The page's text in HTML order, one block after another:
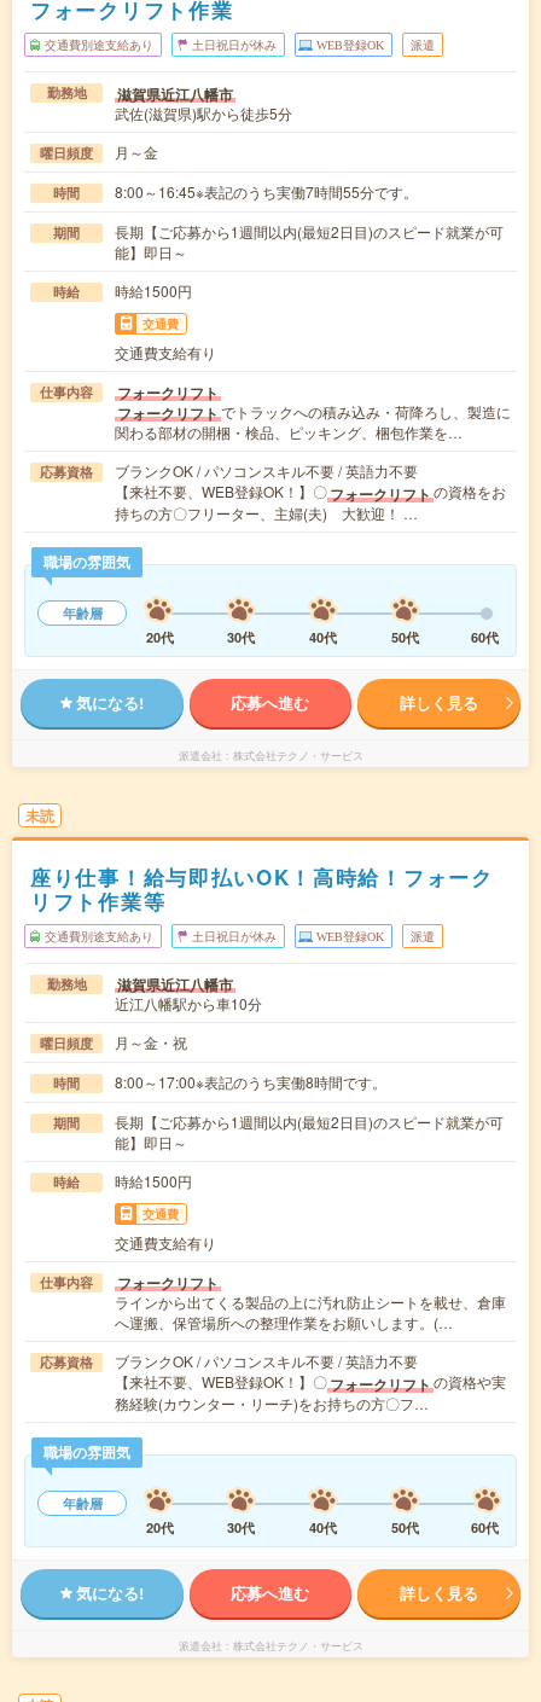
フォークリフト作業
交通費別途支給あり 土日祝日が休み WEB登録OK 派遣
勤務地 滋賀県近江八幡市
武佐(滋賀県)駅から徒歩5分
曜日頻度 月～金
時間 8:00～16:45※表記のうち実働7時間55分です。
期間
長期【ご応募から1週間以内(最短2日目)のスピード就業が可
能】即日～
時給 時給1500円
交通費
交通費支給有り
仕事内容
フォークリフト
フォークリフトでトラックへの積み込み・荷降ろし、製造に
関わる部材の開梱・検品、ピッキング、梱包作業を…
応募資格
ブランクOK / パソコンスキル不要 / 英語力不要
【来社不要、WEB登録OK！】〇フォークリフトの資格をお
持ちの方〇フリーター、主婦(夫) 大歓迎！ …
職場の雰囲気
年齢層
20代
30代 40代 50代 60代
気になる! 応募へ進む 詳しく見る
派遣会社 株式会社テクノ・サービス
未読
座り仕事！給与即払いOK！高時給！フォーク
リフト作業等
交通費別途支給あり 土日祝日が休み WEB登録OK 派遣
勤務地 滋賀県近江八幡市
近江八幡駅から車10分
曜日頻度 月～金・祝
時間 8:00～17:00※表記のうち実働8時間です。
期間
長期【ご応募から1週間以内(最短2日目)のスピード就業が可
能】即日～
時給 時給1500円
交通費
交通費支給有り
仕事内容 フォークリフト
ラインから出てくる製品の上に汚れ防止シートを載せ、倉庫
へ運搬、保管場所への整理作業をお願いします。(…
応募資格
ブランクOK / パソコンスキル不要 / 英語力不要
【来社不要、WEB登録OK！】〇フォークリフトの資格や実
務経験(カウンター・リーチ)をお持ちの方〇フ…
職場の雰囲気
年齢層
20代
30代 40代 50代 60代
気になる! 応募へ進む 詳しく見る
派遣会社 株式会社テクノ・サービス